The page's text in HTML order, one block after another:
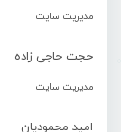
مدیریت سایت
حجت حاجی زاده
مدیریت سایت
امید محمودیان